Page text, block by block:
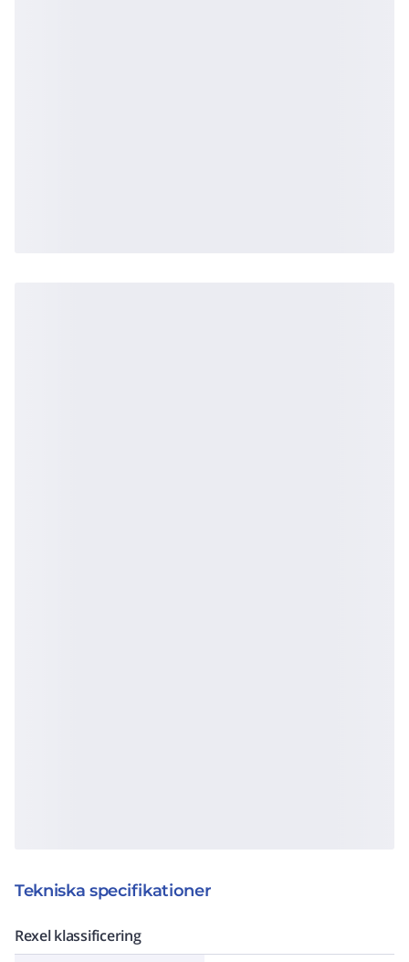
Tekniska specifikationer
Rexel klassificering